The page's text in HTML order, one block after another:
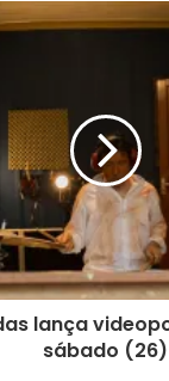
lança
sábado (26)